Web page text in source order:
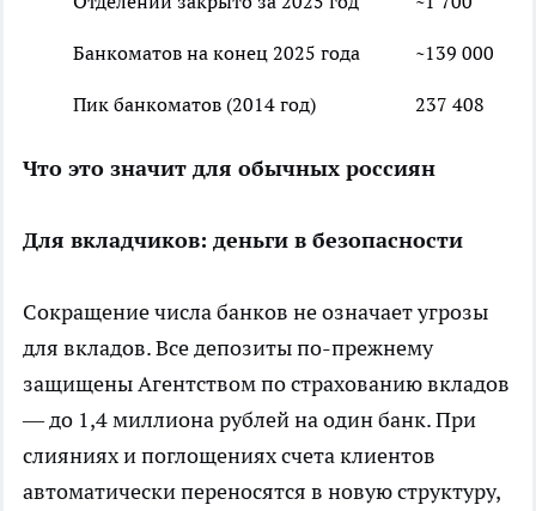
Банкоматов на конец 2025 года ~139 000
Пик банкоматов (2014 год) 237 408
Что это значит для обычных россиян
Для вкладчиков: деньги в безопасности
Сокращение числа банков не означает угрозы
для вкладов. Все депозиты по-прежнему
защищены Агентством по страхованию вкладов
— до 1,4 миллиона рублей на один банк. При
слияниях и поглощениях счета клиентов
автоматически переносятся в новую структуру,